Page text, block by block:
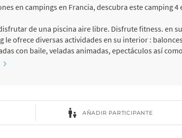
en campings en Francia, descubra este camping
de una piscina aire libre. Disfrute fitness. en
le ofrece diversas actividades en su interior :
con baile, veladas animadas, epectáculos así